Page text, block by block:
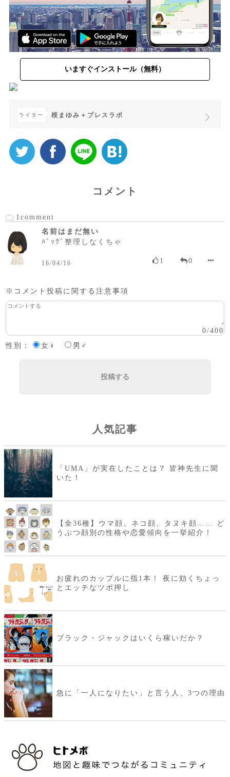
いますぐインストール（無料）
ライター 桜まゆみ＋プレスラボ
コメント
1comment
名前はまだ無い
ﾊﾞｯｸﾞ整理しなくちゃ
16/04/16 1 0
※コメント投稿に関する注意事項
0/400
性別：
女♀ 男♂
投稿する
人気記事
「UMA」が実在したことは？ 皆神先生に聞
いた！
【全36種】ウマ顔、ネコ顔、タヌキ顔…… ど
うぶつ顔別の性格や恋愛傾向を一挙紹介！
お疲れのカップルに指1本！ 夜に効くちょっ
とエッチなツボ押し
ブラック・ジャックはいくら稼いだか？
急に「一人になりたい」と言う人、3つの理由